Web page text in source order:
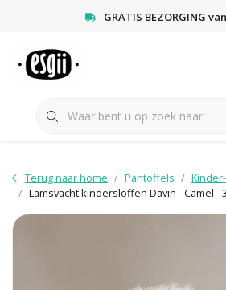
GRATIS BEZORGING
Terug naar home Pantoffels
Lamsvacht kindersloffen Davin - Camel -